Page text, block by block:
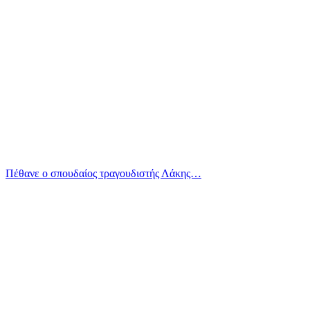
Πέθανε ο σπουδαίος τραγουδιστής Λάκης…